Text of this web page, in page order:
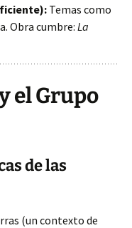
Temas como
Obra cumbre: La
el Grupo
de las
(un contexto de